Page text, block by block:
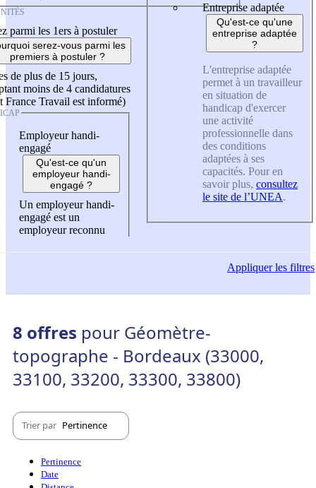
parmi les 1ers à postuler
serez-vous parmi les
premiers à postuler ?
de plus de 15 jours,
moins de 4 candidatures
France Travail est informé)
Employeur handi-
engagé
Qu'est-ce qu'un
employeur handi-
engagé ?
Un employeur handi-
engagé est un
employeur reconnu
Entreprise adaptée
Qu'est-ce qu'une
entreprise adaptée
?
L'entreprise adaptée
permet à un travailleur
en situation de
handicap d'exercer
une activité
professionnelle dans
des conditions
adaptées à ses
capacités. Pour en
savoir plus, consultez
le site de l’UNEA.
Appliquerles filtres
8 offres pour Géomètre-
topographe - Bordeaux (33000,
33100, 33200, 33300, 33800)
Trier par Pertinence
Pertinence
Date